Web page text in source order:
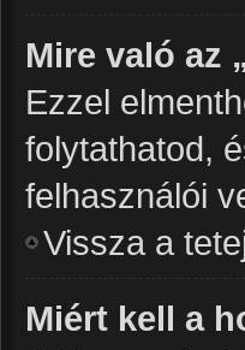
Mire való az
Ezzel
folytathatod,
felhasználói
Vissza a
Miért kell a